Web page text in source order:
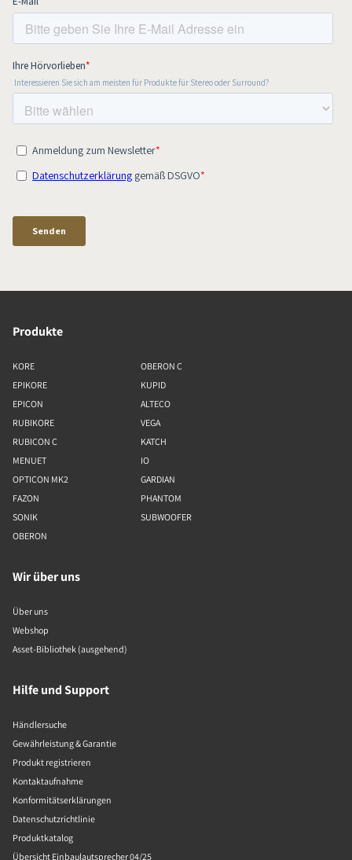
Produkte
KORE
EPIKORE
EPICON
RUBIKORE
RUBICON C
MENUET
OPTICON MK2
FAZON
SONIK
OBERON
OBERON C
KUPID
ALTECO
VEGA
KATCH
IO
GARDIAN
PHANTOM
SUBWOOFER
Wir über uns
Über uns
Webshop
Asset-Bibliothek (ausgehend)
Hilfe und Support
Händlersuche
Gewährleistung & Garantie
Produkt registrieren
Kontaktaufnahme
Konformitätserklärungen
Datenschutzrichtlinie
Produktkatalog
Übersicht Einbaulautsprecher 04/25